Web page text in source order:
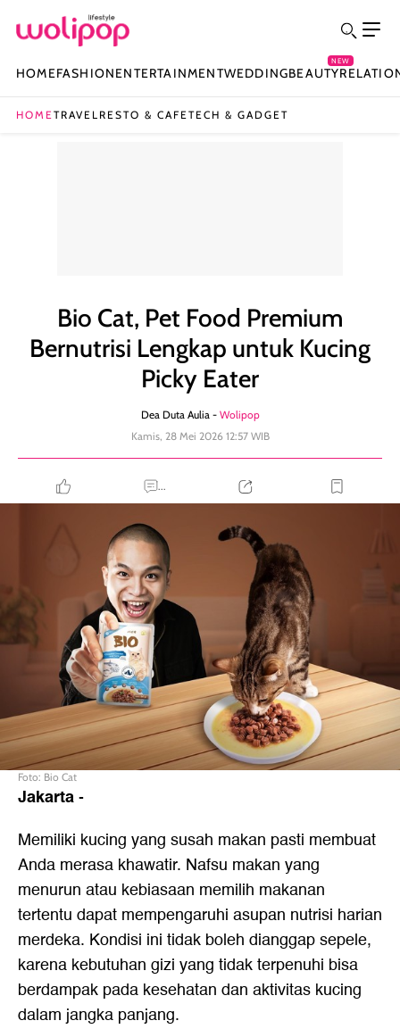
HOMEFASHIONENTERTAINMENTWEDDINGBEAUTY
NEW
HOMETRAVEL RESTO & CAFETECH & GADGET
Bio Cat, Pet Food Premium
Bernutrisi Lengkap untuk Kucing
Picky Eater
Dea Duta Aulia - Wolipop
Kamis, 28 Mei 2026 12:57 WIB
...
Foto: Bio Cat
Jakarta-
Memiliki kucing yang susah makan pasti membuat
Anda merasa khawatir. Nafsu makan yang
menurun atau kebiasaan memilih makanan
tertentu dapat mempengaruhi asupan nutrisi harian
merdeka. Kondisi ini tidak boleh dianggap sepele,
karena kebutuhan gizi yang tidak terpenuhi bisa
berdampak pada kesehatan dan aktivitas kucing
dalam jangka panjang.